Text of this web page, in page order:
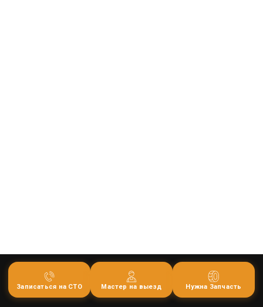
Записаться на СТО Мастер на выезд Нужна Запчасть